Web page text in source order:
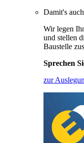
Damit's
Wir legen
und stellen
Baustelle
Sprechen
zur